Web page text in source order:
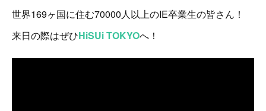
世界169ヶ国に住む70000人以上のIE卒業生の皆さん！
来日の際はぜひHiSUi TOKYOへ！